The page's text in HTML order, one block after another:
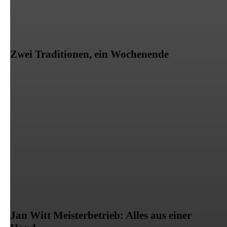
Zwei Traditionen, ein Wochenende
Jan Witt Meisterbetrieb: Alles aus einer